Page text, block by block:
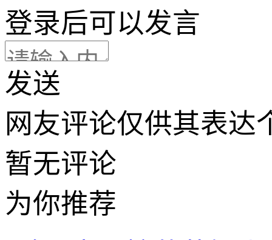
登录后可以发言
发送
网友评论仅供其表达
暂无评论
为你推荐